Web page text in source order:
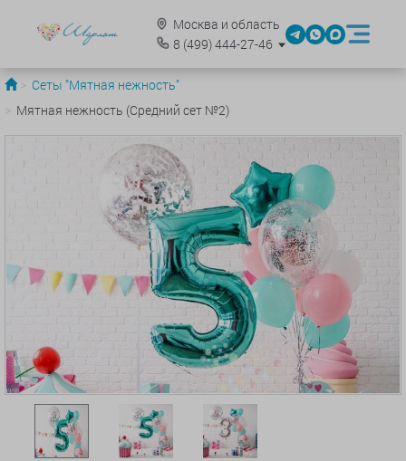
Москва и область
8 (499)444-27-46
Сеты "Мятная нежность"
Мятная нежность (Средний сет №2)